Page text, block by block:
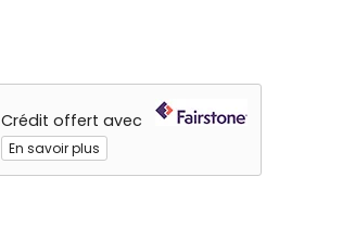
Crédit offert avec
En savoir plus